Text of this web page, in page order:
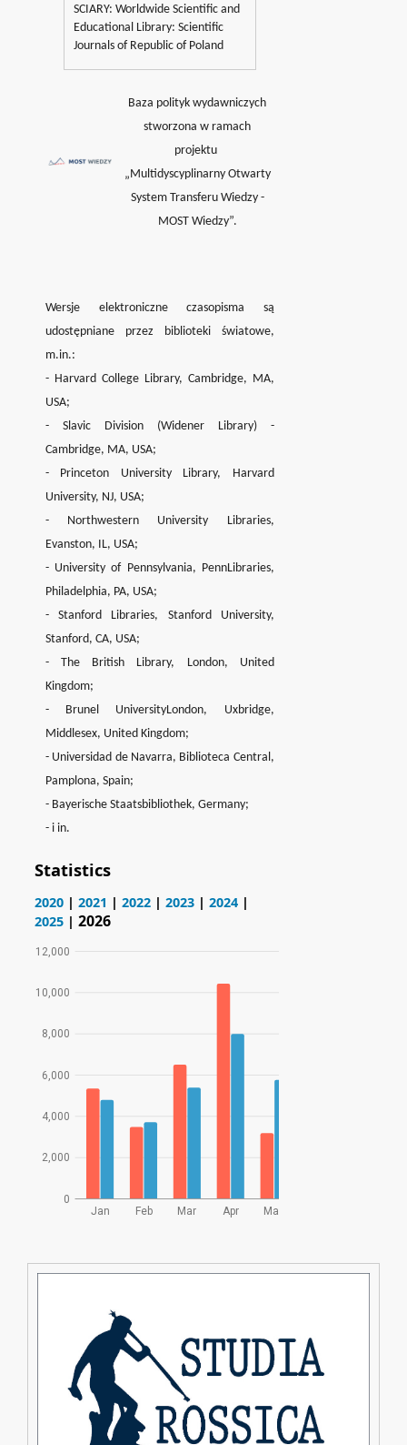
SCIARY: Worldwide Scientific and
Educational Library: Scientific
Journals of Republic of Poland
Baza polityk wydawniczych
stworzona w ramach
projektu
„Multidyscyplinarny Otwarty
System Transferu Wiedzy -
MOST Wiedzy”.
Wersje elektroniczne czasopisma są
udostępniane przez biblioteki światowe,
m.in.:
- Harvard College Library, Cambridge, MA,
USA;
- Slavic Division (Widener Library) -
Cambridge, MA, USA;
- Princeton University Library, Harvard
University, NJ, USA;
- Northwestern University Libraries,
Evanston, IL, USA;
- University of Pennsylvania, PennLibraries,
Philadelphia, PA, USA;
- Stanford Libraries, Stanford University,
Stanford, CA, USA;
- The British Library, London, United
Kingdom;
- Brunel UniversityLondon, Uxbridge,
Middlesex, United Kingdom;
- Universidad de Navarra, Biblioteca Central,
Pamplona, Spain;
- Bayerische Staatsbibliothek, Germany;
- i in.